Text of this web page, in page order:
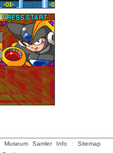
Museum Samler Info :
Sitemap